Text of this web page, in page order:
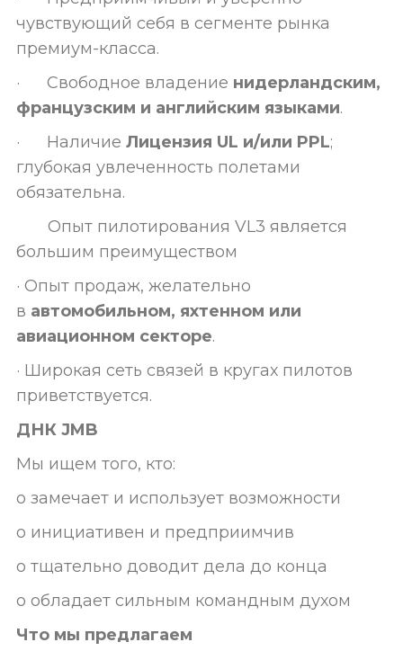
чувствующий себя в сегменте рынка
премиум-класса.
· Свободное владение нидерландским,
французским и английским языками.
· Наличие Лицензия UL и/или PPL;
глубокая увлеченность полетами
обязательна.
Опыт пилотирования VL3 является
большим преимуществом
· Опыт продаж, желательно
в автомобильном, яхтенном или
авиационном секторе.
· Широкая сеть связей в кругах пилотов
приветствуется.
ДНК JMB
Мы ищем того, кто:
o замечает и использует возможности
o инициативен и предприимчив
o тщательно доводит дела до конца
o обладает сильным командным духом
Что мы предлагаем